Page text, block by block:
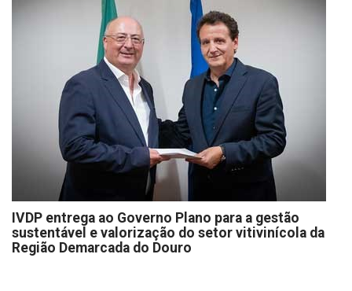
IVDP entrega ao Governo Plano para a gestão
sustentável e valorização do setor vitivinícola da
Região Demarcada do Douro